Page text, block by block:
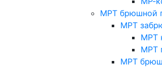
МРТ брюшной
МРТ
МРТ
МРТ
МРТ